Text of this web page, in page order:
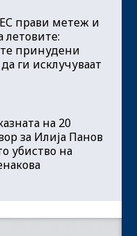
прави метеж и
принудени
ги исклучуваат
на 20
за Илија Панов
убиство на